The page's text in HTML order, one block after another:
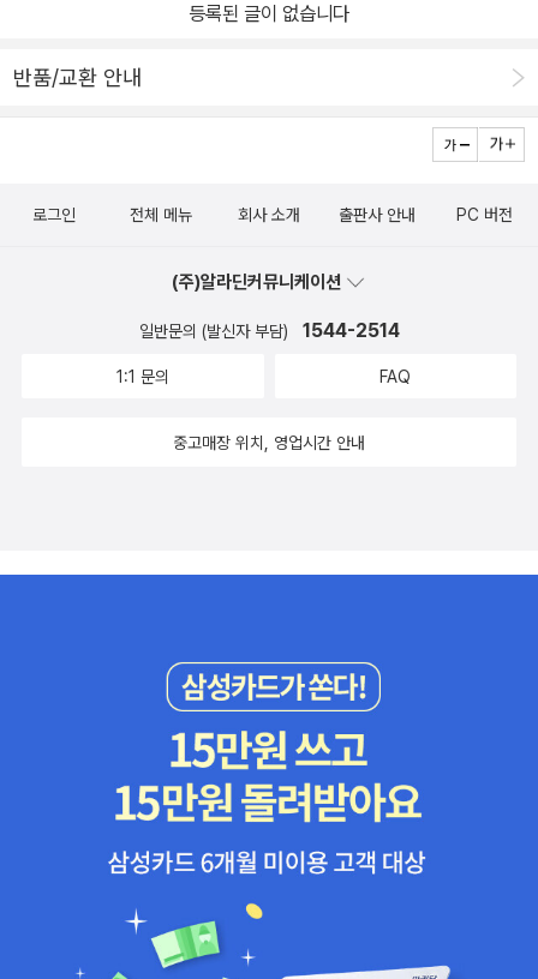
등록된 글이 없습니다
반품/교환 안내
로그인 전체 메뉴 회사 소개 출판사 안내 PC 버전
(주)알라딘커뮤니케이션
일반문의 (발신자 부담) 1544-2514
1:1 문의 FAQ
중고매장 위치, 영업시간 안내